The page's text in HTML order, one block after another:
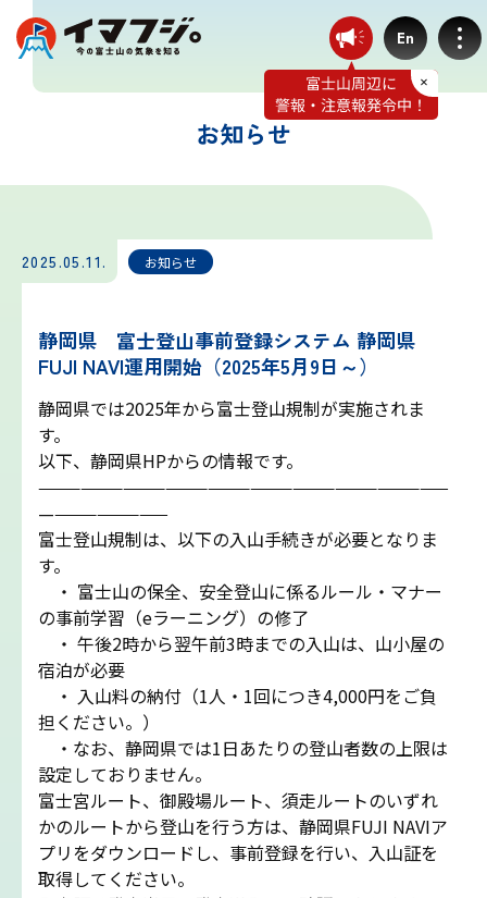
En
登山ルート別気象
富士宮ルート
御殿場ルート
富士山まめ知識
観天望気(かんてんぼうき)
雷の危険性
富士山の気象の特徴
富士山の登山シーズンと装備
富士登山ルールとマナー
お知らせ
2025.05.11. お知らせ
静岡県 富士登山事前登録システム 静岡県
FUJI NAVI運用開始（2025年5月9日～）
静岡県では2025年から富士登山規制が実施されま
す。
以下、静岡県HPからの情報です。
—————————————————————————————
—————————
富士登山規制は、以下の入山手続きが必要となりま
す。
・ 富士山の保全、安全登山に係るルール・マナー
の事前学習（eラーニング）の修了
・ 午後2時から翌午前3時までの入山は、山小屋の
宿泊が必要
・ 入山料の納付（1人・1回につき4,000円をご負
担ください。）
・なお、静岡県では1日あたりの登山者数の上限は
設定しておりません。
富士宮ルート、御殿場ルート、須走ルートのいずれ
かのルートから登山を行う方は、静岡県FUJI NAVIア
プリをダウンロードし、事前登録を行い、入山証を
取得してください。